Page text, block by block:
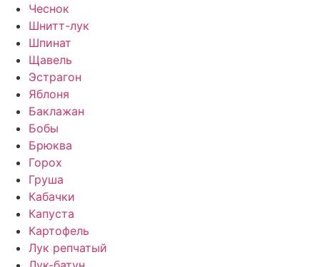
Чеснок
Шнитт-лук
Шпинат
Щавель
Эстрагон
Яблоня
Баклажан
Бобы
Брюква
Горох
Груша
Кабачки
Капуста
Картофель
Лук репчатый